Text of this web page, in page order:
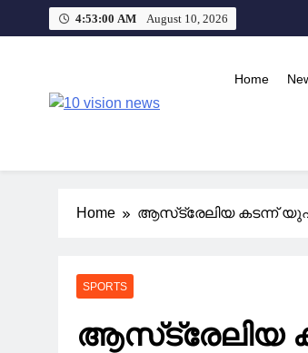
4:53:01 AM August 10, 2026
Home
Home ആസ്‌ട്രേലിയ കടന്ന്
SPORTS
ആസ്‌ട്രേലിയ